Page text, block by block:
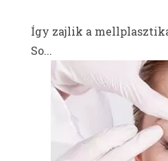
Így zajlik a
So...